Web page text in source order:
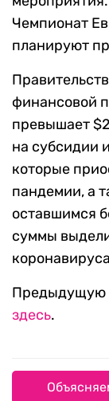
Чемпионат
планируют
финансовой
превышает
на субсидии
которые
пандемии, а
оставшимся
суммы
Предыдущую
здесь.